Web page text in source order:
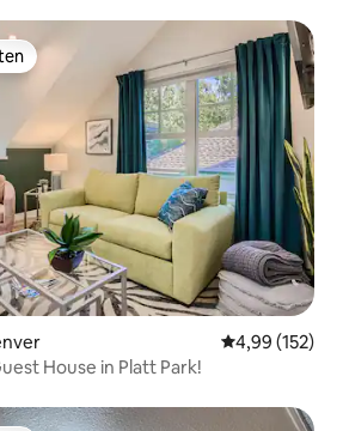
Gemiddelde
4,99 (152)
House in Platt Park!